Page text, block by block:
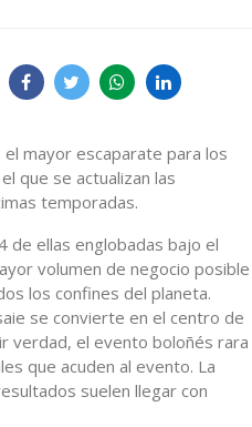
el mayor escaparate para los
que se actualizan las
temporadas.
de ellas englobadas bajo el
volumen de negocio posible
los confines del planeta.
se convierte en el centro de
verdad, el evento boloñés rara
que acuden al evento. La
suelen llegar con